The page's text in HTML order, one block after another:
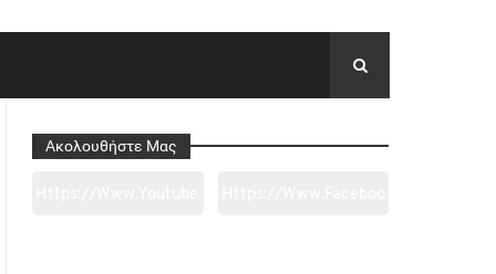
Ακολουθήστε Μας